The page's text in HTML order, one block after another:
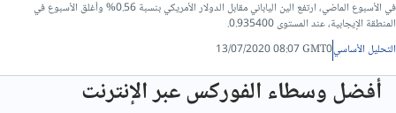
في الأسبوع الماضي، ارتفع الين الياباني مقابل الدولار الأمريكي بنسبة 0.56% وأغلق الأسبوع في
المنطقة الإيجابية، عند المستوى 0.935400.
التحليل الأساسي13/07/2020 08:07 GMT0
أفضل وسطاء الفوركس عبر الإنترنت